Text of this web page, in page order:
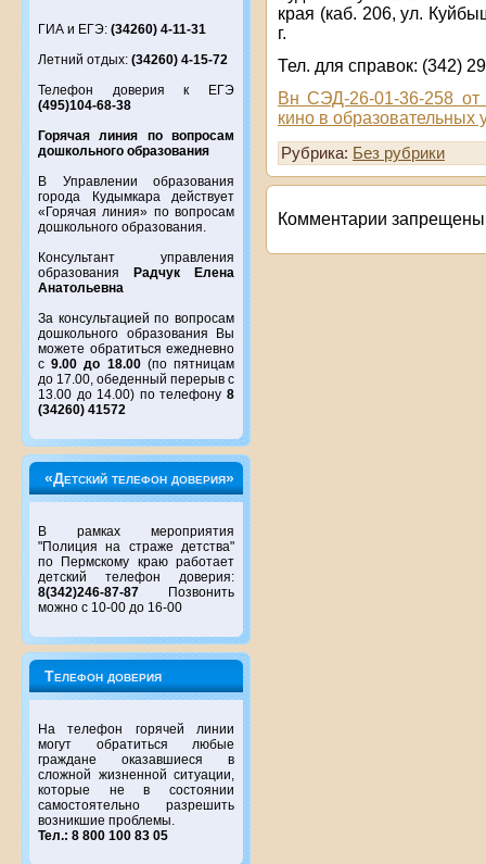
ГИА и ЕГЭ: (34260) 4-11-31
Летний отдых: (34260) 4-15-72
Телефон доверия к ЕГЭ
(495)104-68-38
Горячая линия по вопросам
дошкольного образования
В Управлении образования
города Кудымкара действует
«Горячая линия» по вопросам
дошкольного образования.
Консультант управления
образования
Радчук Елена
Анатольевна
За консультацией по вопросам
дошкольного образования Вы
можете обратиться ежедневно
с9.00 до 18.00(по пятницам
до 17.00, обеденный перерыв с
13.00 до 14.00) по телефону 8
(34260) 41572
«Детский телефон доверия»
В рамках мероприятия
"Полиция на страже детства"
по Пермскому краю работает
детский телефон доверия:
8(342)246-87-87 Позвонить
можно с 10-00 до 16-00
Телефон доверия
На телефон горячей линии
могут обратиться любые
граждане оказавшиеся в
сложной жизненной ситуации,
которые не в состоянии
самостоятельно разрешить
возникшие проблемы.
Тел.: 8 800 100 83 05
края (каб. 206, ул.
г.
Тел. для справок: (342)
Вн СЭД-26-01-36-258
кино в образовательных
Рубрика: Без рубрики
Комментарии